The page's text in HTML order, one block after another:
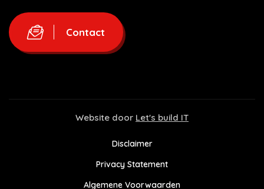
Contact
Website door Let's build IT
Disclaimer
Privacy Statement
Algemene Voorwaarden